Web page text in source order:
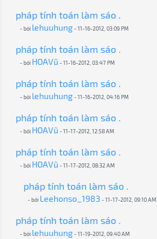
pháp tính toán làm sáo .
- bởi lehuuhung- 11-16-2012, 03:09 PM
pháp tính toán làm sáo .
- bởi HOAVũ - 11-16-2012, 03:47 PM
pháp tính toán làm sáo .
- bởi lehuuhung- 11-16-2012, 04:16 PM
pháp tính toán làm sáo .
- bởi HOAVũ - 11-17-2012, 12:58 AM
pháp tính toán làm sáo .
- bởi HOAVũ - 11-17-2012, 08:32 AM
pháp tính toán làm sáo .
- bởi Leehonso_1983 - 11-17-2012, 09:10 AM
pháp tính toán làm sáo .
- bởi lehuuhung- 11-19-2012, 09:40 AM